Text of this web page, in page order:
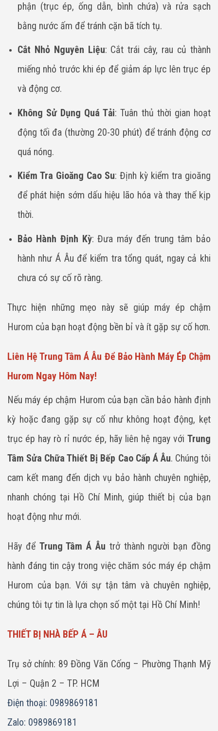
phận (trục ép, ống dẫn, bình chứa) và rửa sạch
bằng nước ấm để tránh cặn bã tích tụ.
Cắt Nhỏ Nguyên Liệu: Cắt trái cây, rau củ thành
miếng nhỏ trước khi ép để giảm áp lực lên trục ép
và động cơ.
Không Sử Dụng Quá Tải: Tuân thủ thời gian hoạt
động tối đa (thường 20-30 phút) để tránh động cơ
quá nóng.
Kiểm Tra Gioăng Cao Su: Định kỳ kiểm tra gioăng
để phát hiện sớm dấu hiệu lão hóa và thay thế kịp
thời.
Bảo Hành Định Kỳ: Đưa máy đến trung tâm bảo
hành như Á Âu để kiểm tra tổng quát, ngay cả khi
chưa có sự cố rõ ràng.
Thực hiện những mẹo này sẽ giúp máy ép chậm
Hurom của bạn hoạt động bền bỉ và ít gặp sự cố hơn.
Liên Hệ Trung Tâm Á Âu Để Bảo Hành Máy Ép Chậm
Hurom Ngay Hôm Nay!
Nếu máy ép chậm Hurom của bạn cần bảo hành định
kỳ hoặc đang gặp sự cố như không hoạt động, kẹt
trục ép hay rò rỉ nước ép, hãy liên hệ ngay với Trung
Tâm Sửa Chữa Thiết Bị Bếp Cao Cấp Á Âu. Chúng tôi
cam kết mang đến dịch vụ bảo hành chuyên nghiệp,
nhanh chóng tại Hồ Chí Minh, giúp thiết bị của bạn
hoạt động như mới.
Hãy để Trung Tâm Á Âu trở thành người bạn đồng
hành đáng tin cậy trong việc chăm sóc máy ép chậm
Hurom của bạn. Với sự tận tâm và chuyên nghiệp,
chúng tôi tự tin là lựa chọn số một tại Hồ Chí Minh!
THIẾT BỊ NHÀ BẾP Á – ÂU
Trụ sở chính: 89 Đồng Văn Cống – Phường Thạnh Mỹ
Lợi – Quận 2 – TP. HCM
Điện thoại: 0989869181
Zalo: 0989869181